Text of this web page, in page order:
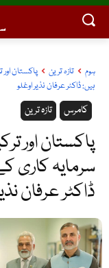
ہوم تازہ ترین
پاکستان
ہیں: ڈاکٹر عرفان نذیر اوغلو
تازہ ترین کامرس
پاکستان اور
سرمایہ کاری
ڈاکٹر عرفان